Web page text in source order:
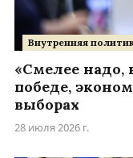
Внутренняя
«Смелее надо,
победе,
выборах
28 июля 2026 г.